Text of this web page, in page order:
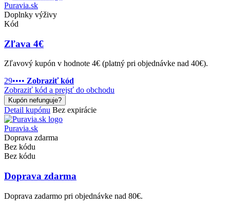
Puravia.sk
Doplnky výživy
Kód
Zľava 4€
Zľavový kupón v hodnote 4€ (platný pri objednávke nad 40€).
29•••• Zobraziť kód
Zobraziť kód a prejsť do obchodu
Kupón nefunguje?
Detail kupónu Bez expirácie
Puravia.sk
Doprava zdarma
Bez kódu
Bez kódu
Doprava zdarma
Doprava zadarmo pri objednávke nad 80€.